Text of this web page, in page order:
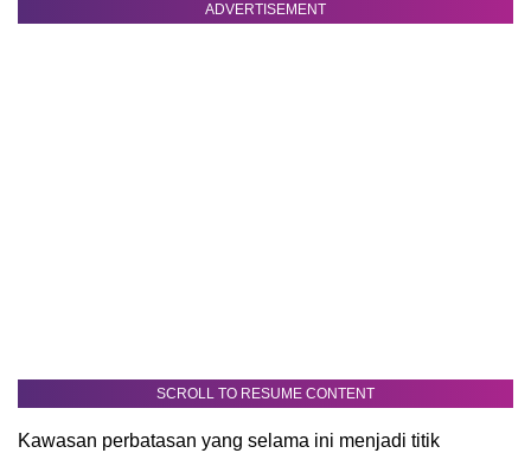
ADVERTISEMENT
SCROLL TO RESUME CONTENT
Kawasan perbatasan yang selama ini menjadi titik